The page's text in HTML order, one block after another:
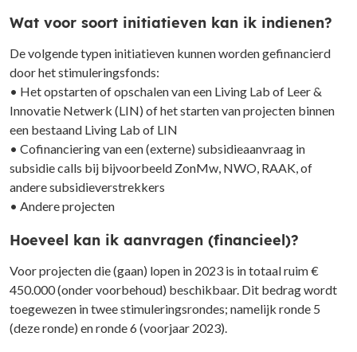
Wat voor soort initiatieven kan ik indienen?
De volgende typen initiatieven kunnen worden gefinancierd
door het stimuleringsfonds:
• Het opstarten of opschalen van een Living Lab of Leer &
Innovatie Netwerk (LIN) of het starten van projecten binnen
een bestaand Living Lab of LIN
• Cofinanciering van een (externe) subsidieaanvraag in
subsidie calls bij bijvoorbeeld ZonMw, NWO, RAAK, of
andere subsidieverstrekkers
• Andere projecten
Hoeveel kan ik aanvragen (financieel)?
Voor projecten die (gaan) lopen in 2023 is in totaal ruim €
450.000 (onder voorbehoud) beschikbaar. Dit bedrag wordt
toegewezen in twee stimuleringsrondes; namelijk ronde 5
(deze ronde) en ronde 6 (voorjaar 2023).